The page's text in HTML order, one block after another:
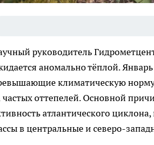
руководитель
аномально тёплой.
климатическую норму
частых оттепелей. Основной
атлантического
в центральные и северо-